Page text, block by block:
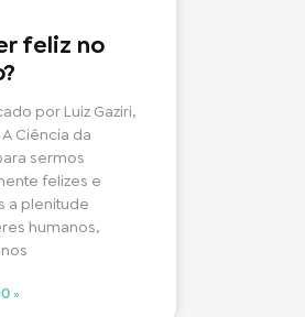
feliz no
por Luiz Gaziri,
Ciência da
sermos
felizes e
a plenitude
humanos,
»